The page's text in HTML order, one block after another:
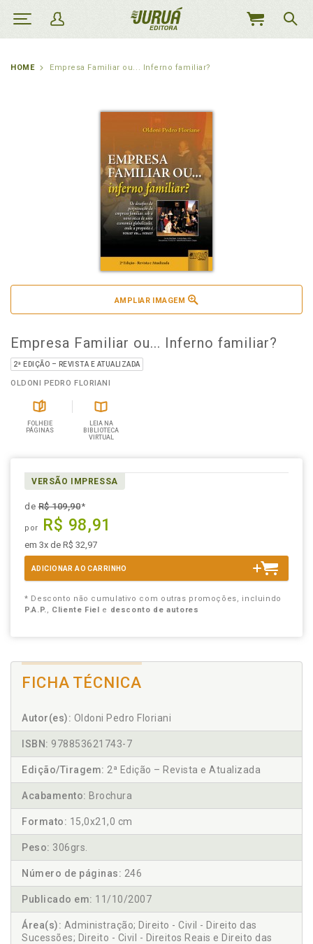
MEU
HOME Empresa Familiar ou... Inferno familiar?
AMPLIAR IMAGEM
Empresa Familiar ou... Inferno familiar?
2ª EDIÇÃO – REVISTA E ATUALIZADA
OLDONI PEDRO FLORIANI
FOLHEIE
PÁGINAS
LEIA NA
BIBLIOTECA
VIRTUAL
VERSÃO IMPRESSA
deR$ 109,90*
por R$ 98,91
em 3x de R$ 32,97
ADICIONAR AO CARRINHO
* Desconto não cumulativo com outras promoções, incluindo
P.A.P., Cliente Fiel e desconto de autores
FICHA TÉCNICA
Autor(es): Oldoni Pedro Floriani
ISBN: 978853621743-7
Edição/Tiragem: 2ª Edição – Revista e Atualizada
Acabamento: Brochura
Formato: 15,0x21,0 cm
Peso: 306grs.
Número de páginas: 246
Publicado em: 11/10/2007
Área(s): Administração; Direito - Civil - Direito das
Sucessões; Direito - Civil - Direitos Reais e Direito das